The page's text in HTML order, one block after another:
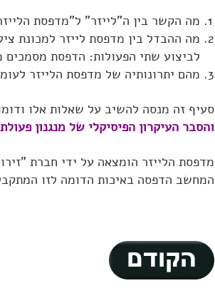
מה הקשר בין ה"לייזר" ל"מדפסת
מה ההבדל בין מדפסת לייזר למכונת
לביצוע שתי הפעולות: הדפסת
מהם יתרונותיה של מדפסת הלייזר
סעיף זה מנסה להשיב על שאלות אלו
והסבר העיקרון הפיסיקלי של מנגנון
המחשב הדפסה באיכות הדומה לזו